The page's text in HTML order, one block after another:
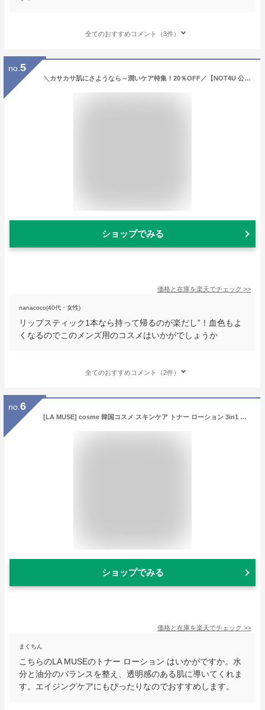
全てのおすすめコメント（3件）
no. 5
＼カサカサ肌にさようなら～潤いケア特集！20％OFF／【NOT4U 公式】キスバームフォーメン ソイングクリップ メンズリップバーム 血色 韓国コスメ 保湿 メンズケア 男性用 生気リップバーム カラーリップバーム プレゼント
ショップでみる
価格と在庫を楽天でチェック >>
nanacoco(40代・女性)
リップスティック1本なら持って帰るのが楽だし”！血色もよ
くなるのでこのメンズ用のコスメはいかがでしょうか
全てのおすすめコメント（2件）
no. 6
[LA MUSE] cosme 韓国コスメ スキンケア トナー ローション 3in1 男性 メンズ エッセンス ハイケア 水分ケア 保湿ケア 整肌ケア 乾燥ケア クール男 sb0271
ショップでみる
価格と在庫を楽天でチェック >>
まくちん
こちらのLA MUSEのトナー ローション はいかがですか。水
分と油分のバランスを整え、透明感のある肌に導いてくれま
す。エイジングケアにもぴったりなのでおすすめします。